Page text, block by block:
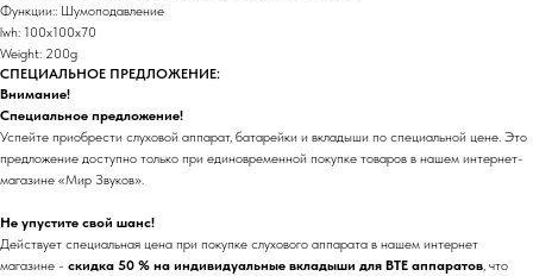
Функции:: Шумоподавление
lwh: 100x100x70
Weight: 200g
СПЕЦИАЛЬНОЕ ПРЕДЛОЖЕНИЕ:
Внимание!
Специальное предложение!
Успейте приобрести слуховой аппарат, батарейки и вкладыши по специальной цене. Это
предложение доступно только при единовременной покупке товаров в нашем интернет-
магазине «Мир Звуков».
Не упустите свой шанс!
Действует специальная цена при покупке слухового аппарата в нашем интернет
магазине - скидка 50 % на индивидуальные вкладыши для BTE аппаратов, что